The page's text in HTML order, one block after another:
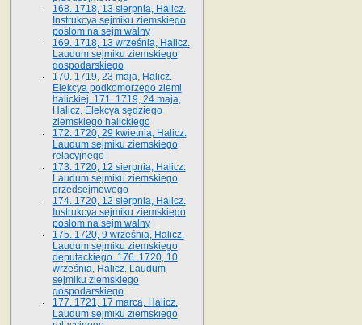
168. 1718, 13 sierpnia, Halicz.
Instrukcya sejmiku ziemskiego
posłom na sejm walny
169. 1718, 13 września, Halicz.
Laudum sejmiku ziemskiego
gospodarskiego
170. 1719, 23 maja, Halicz.
Elekcya podkomorzego ziemi
halickiej. 171. 1719, 24 maja,
Halicz. Elekcya sędziego
ziemskiego halickiego
172. 1720, 29 kwietnia, Halicz.
Laudum sejmiku ziemskiego
relacyjnego
173. 1720, 12 sierpnia, Halicz.
Laudum sejmiku ziemskiego
przedsejmowego
174. 1720, 12 sierpnia, Halicz.
Instrukcya sejmiku ziemskiego
posłom na sejm walny
175. 1720, 9 września, Halicz.
Laudum sejmiku ziemskiego
deputackiego. 176. 1720, 10
września, Halicz. Laudum
sejmiku ziemskiego
gospodarskiego
177. 1721, 17 marca, Halicz.
Laudum sejmiku ziemskiego